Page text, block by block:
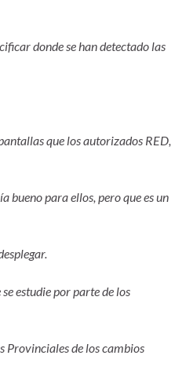
donde se han detectado las
que los autorizados RED,
bueno para ellos, pero que es un
estudie por parte de los
Provinciales de los cambios